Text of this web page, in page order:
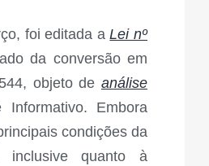
foi editada aLei nº
da conversão em
objeto de análise
Embora
condições da
quanto à